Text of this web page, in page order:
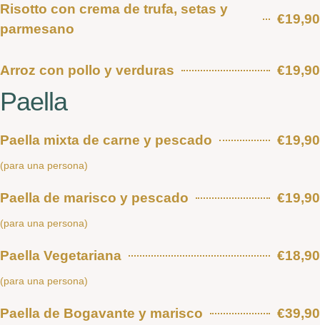
Risotto con crema de trufa, setas y
parmesano
€19,90
Arroz con pollo y verduras €19,90
Paella
Paella mixta de carne y pescado €19,90
(para una persona)
Paella de marisco y pescado €19,90
(para una persona)
Paella Vegetariana €18,90
(para una persona)
Paella de Bogavante y marisco €39,90